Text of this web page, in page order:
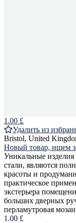
1.00 £
Удалить из
Bristol, United
Новый товар, ищем
Уникальные
стали, являются
красоты и
практическое
экстерьера
больших дверных
перламутровая
1.00 £